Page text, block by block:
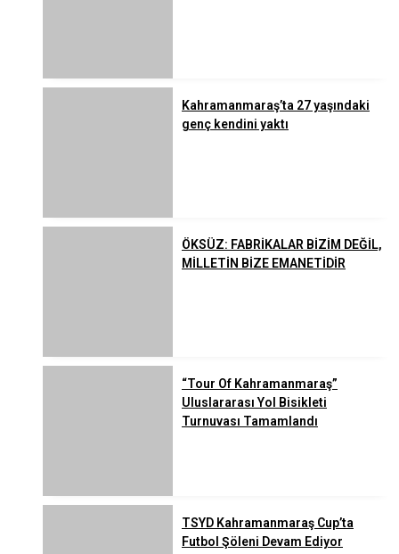
Kahramanmaraş’ta 27 yaşındaki
genç kendini yaktı
ÖKSÜZ: FABRİKALAR BİZİM DEĞİL,
MİLLETİN BİZE EMANETİDİR
“Tour Of Kahramanmaraş”
Uluslararası Yol Bisikleti
Turnuvası Tamamlandı
TSYD Kahramanmaraş Cup’ta
Futbol Şöleni Devam Ediyor